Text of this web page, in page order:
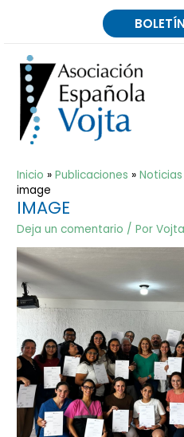
Inicio Publicaciones Noticias
image
IMAGE
Deja un comentario / PorVojta